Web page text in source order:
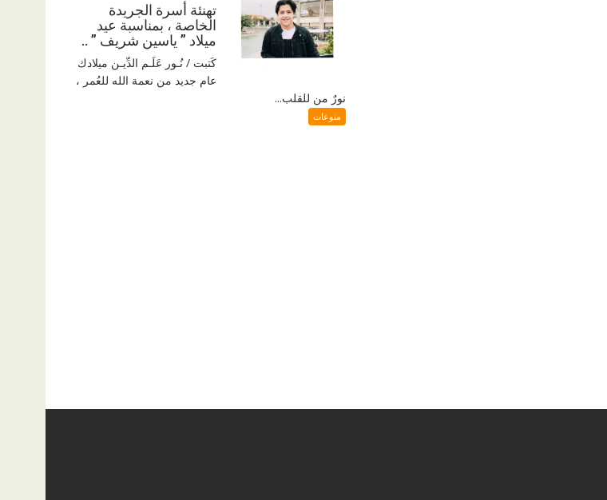
تهنئة أسرة الجريدة
الخاصة ، بمناسبة عيد
ميلاد ” ياسين شريف ” ..
كَتبت / نُـور عَلَـم الدِّيـن ميلادك
عام جديد من نعمة الله للعُمر ،
نورٌ من للقلب...
منوعات